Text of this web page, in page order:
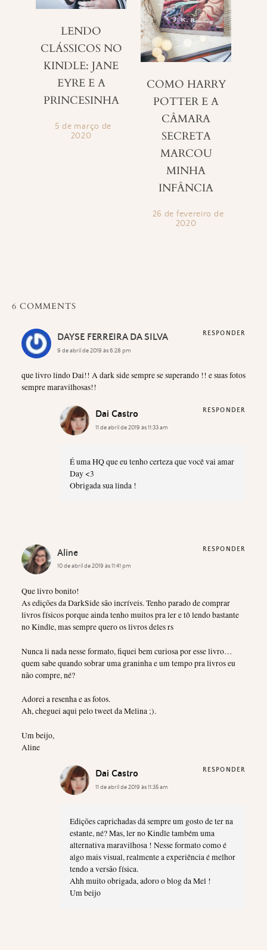
LENDO
CLÁSSICOS NO
KINDLE: JANE
EYRE E A
PRINCESINHA
5 de março de
2020
COMO HARRY
POTTER E A
CÂMARA
SECRETA
MARCOU
MINHA
INFÂNCIA
26 de fevereiro de
2020
6 COMMENTS
DAYSE FERREIRA DA SILVA
9 de abril de 2019 às 6:28 pm
que livro lindo Dai!! A dark side sempre se superando !! e suas fotos
sempre maravilhosas!!
RESPONDER
Dai Castro
11 de abril de 2019 às 11:33 am
É uma HQ que eu tenho certeza que você vai amar
Day <3
Obrigada sua linda !
RESPONDER
Aline
10 de abril de 2019 às 11:41 pm
Que livro bonito!
As edições da DarkSide são incríveis. Tenho parado de comprar
livros físicos porque ainda tenho muitos pra ler e tô lendo bastante
no Kindle, mas sempre quero os livros deles rs
Nunca li nada nesse formato, fiquei bem curiosa por esse livro…
quem sabe quando sobrar uma graninha e um tempo pra livros eu
não compre, né?
Adorei a resenha e as fotos.
Ah, cheguei aqui pelo tweet da Melina ;).
Um beijo,
Aline
RESPONDER
Dai Castro
11 de abril de 2019 às 11:35 am
Edições caprichadas dá sempre um gosto de ter na
estante, né? Mas, ler no Kindle também uma
alternativa maravilhosa ! Nesse formato como é
algo mais visual, realmente a experiência é melhor
tendo a versão física.
Ahh muito obrigada, adoro o blog da Mel !
Um beijo
RESPONDER